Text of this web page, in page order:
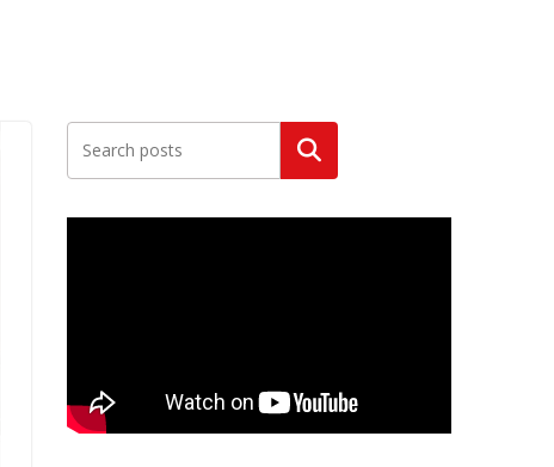
Szukaj